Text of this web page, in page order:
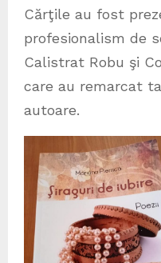
Cărţile au fost
profesionalism de
Calistrat Robu şi
care au remarcat
autoare.